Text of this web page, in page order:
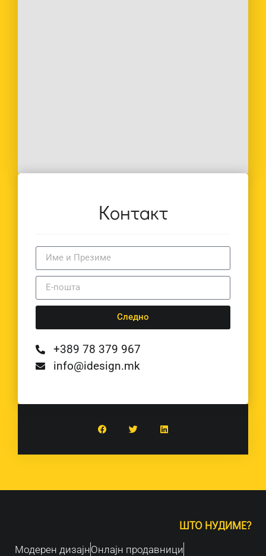
Контакт
Следно
+389 78 379 967
info@idesign.mk
ШТО НУДИМЕ?
Модерен дизајнOнлајн продавници